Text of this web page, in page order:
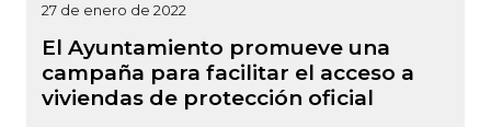
27 de enero de 2022
El Ayuntamiento promueve una
campaña para facilitar el acceso a
viviendas de protección oficial